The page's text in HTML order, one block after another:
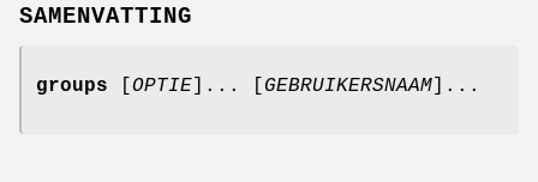
SAMENVATTING
groups OPTIE ]... [ GEBRUIKERSNAAM ]...